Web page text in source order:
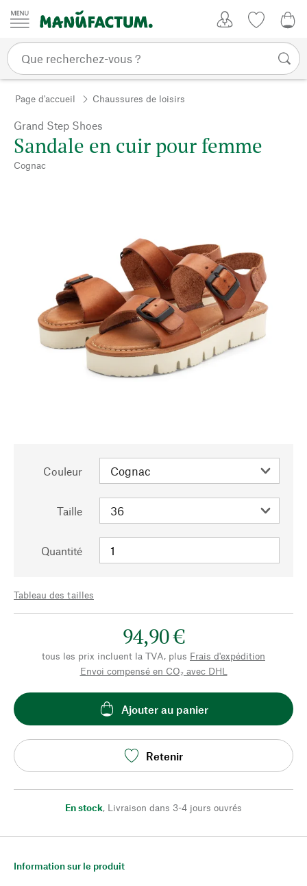
Passer au contenu
Page d'accueil Chaussures de loisirs
Grand Step Shoes
Sandale en cuir pour femme
Cognac
Couleur
Taille
Quantité
Tableau des tailles
94,90 €
tous les prix incluent la TVA, plus Frais d'expédition
Envoi compensé en CO₂ avec DHL
Ajouter au panier
Retenir
En stock, Livraison dans 3-4 jours ouvrés
Information sur le produit